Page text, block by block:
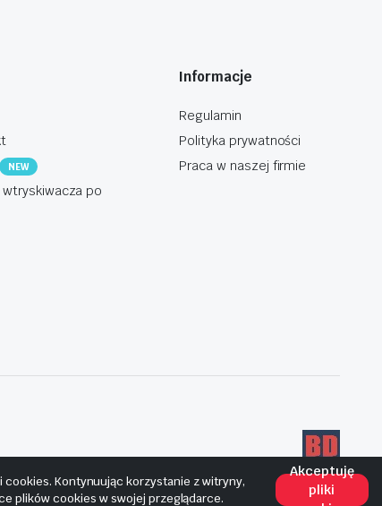
NEW
wtryskiwacza po
Informacje
Regulamin
Polityka prywatności
Praca w naszej firmie
cookies. Kontynuując korzystanie z witryny,
plików cookies w swojej przeglądarce.
Akceptuję
pliki